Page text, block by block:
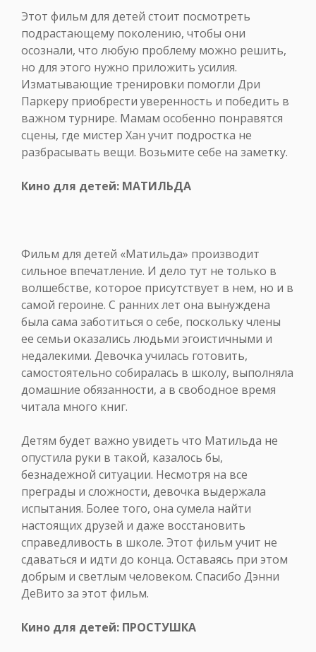
Этот фильм для детей стоит посмотреть
подрастающему поколению, чтобы они
осознали, что любую проблему можно решить,
но для этого нужно приложить усилия.
Изматывающие тренировки помогли Дри
Паркеру приобрести уверенность и победить в
важном турнире. Мамам особенно понравятся
сцены, где мистер Хан учит подростка не
разбрасывать вещи. Возьмите себе на заметку.
Кино для детей: МАТИЛЬДА
Фильм для детей «Матильда» производит
сильное впечатление. И дело тут не только в
волшебстве, которое присутствует в нем, но и в
самой героине. С ранних лет она вынуждена
была сама заботиться о себе, поскольку члены
ее семьи оказались людьми эгоистичными и
недалекими. Девочка училась готовить,
самостоятельно собиралась в школу, выполняла
домашние обязанности, а в свободное время
читала много книг.
Детям будет важно увидеть что Матильда не
опустила руки в такой, казалось бы,
безнадежной ситуации. Несмотря на все
преграды и сложности, девочка выдержала
испытания. Более того, она сумела найти
настоящих друзей и даже восстановить
справедливость в школе. Этот фильм учит не
сдаваться и идти до конца. Оставаясь при этом
добрым и светлым человеком. Спасибо Дэнни
ДеВито за этот фильм.
Кино для детей: ПРОСТУШКА